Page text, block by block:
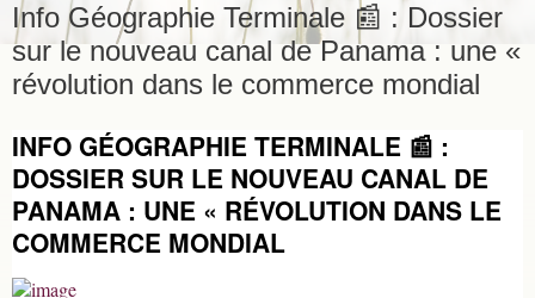
Info Géographie Terminale 📰 : Dossier
sur le nouveau canal de Panama : une «
révolution dans le commerce mondial
INFO GÉOGRAPHIE TERMINALE 📰 :
DOSSIER SUR LE NOUVEAU CANAL DE
PANAMA : UNE « RÉVOLUTION DANS LE
COMMERCE MONDIAL